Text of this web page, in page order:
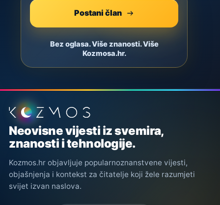
Postani član
Bez oglasa. Više znanosti. Više
Kozmosa.hr.
Podnožje stranice
Neovisne vijesti iz svemira,
znanosti i tehnologije.
Kozmos.hr objavljuje popularnoznanstvene vijesti,
objašnjenja i kontekst za čitatelje koji žele razumjeti
svijet izvan naslova.